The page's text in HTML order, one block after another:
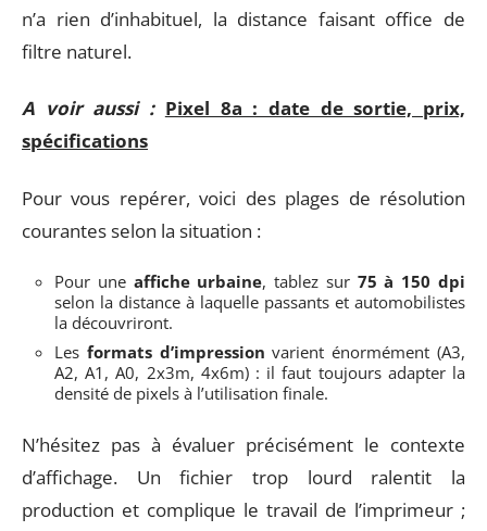
n’a rien d’inhabituel, la distance faisant office de
filtre naturel.
A voir aussi : Pixel 8a : date de sortie, prix,
spécifications
Pour vous repérer, voici des plages de résolution
courantes selon la situation :
Pour une affiche urbaine, tablez sur 75 à 150 dpi
selon la distance à laquelle passants et automobilistes
la découvriront.
Les formats d’impression varient énormément (A3,
A2, A1, A0, 2x3m, 4x6m) : il faut toujours adapter la
densité de pixels à l’utilisation finale.
N’hésitez pas à évaluer précisément le contexte
d’affichage. Un fichier trop lourd ralentit la
production et complique le travail de l’imprimeur ;